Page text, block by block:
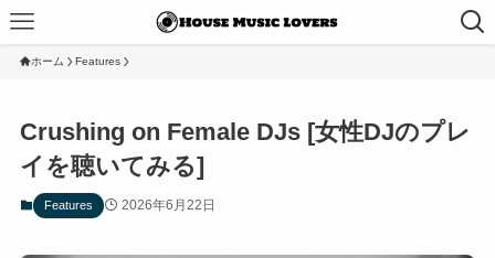
ホーム Features
Crushing on Female DJs [女性DJのプレ
イを聴いてみる]
Features 2026年6月22日